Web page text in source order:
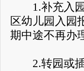
1.补充入园
区幼儿园入园
期中途不再办
2.转园或插